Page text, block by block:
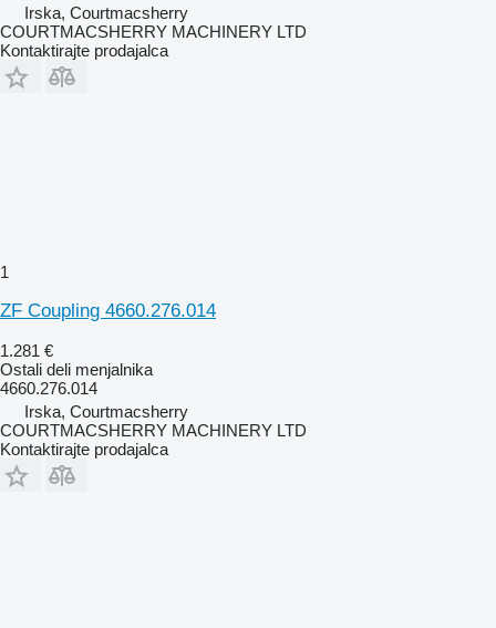
Irska, Courtmacsherry
COURTMACSHERRY MACHINERY LTD
Kontaktirajte prodajalca
1
ZF Coupling 4660.276.014
1.281 €
Ostali deli menjalnika
4660.276.014
Irska, Courtmacsherry
COURTMACSHERRY MACHINERY LTD
Kontaktirajte prodajalca